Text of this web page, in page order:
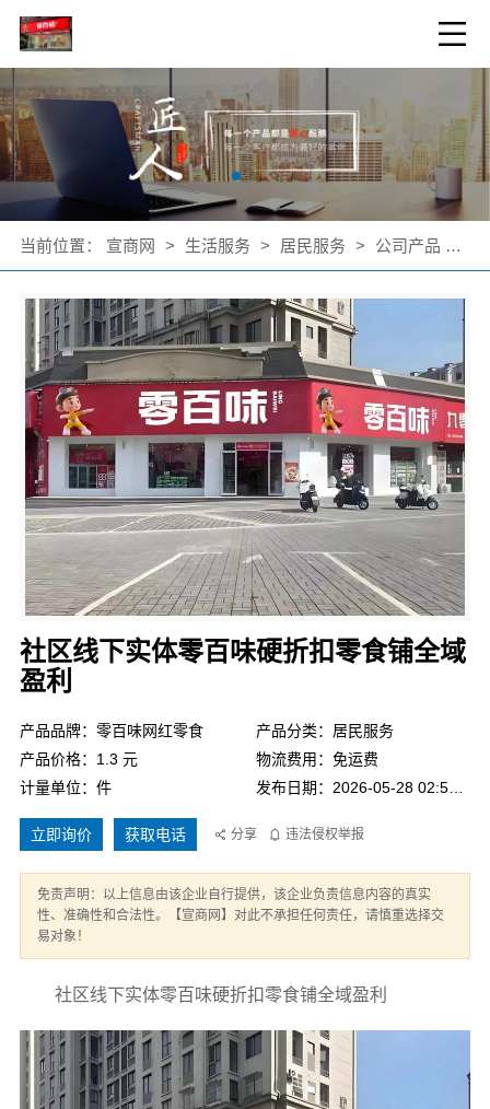
当前位置： 宣商网 > 生活服务 > 居民服务 > 公司产品 >
社区线下实体零百味硬折扣零食铺全域
盈利
产品品牌：零百味网红零食
产品分类：居民服务
产品价格：1.3 元
物流费用：免运费
计量单位：件
立即询价 获取电话 分享 违法侵权举报
免责声明：以上信息由该企业自行提供，该企业负责信息内容的真实
性、准确性和合法性。【宣商网】对此不承担任何责任，请慎重选择交
易对象！
社区线下实体零百味硬折扣零食铺全域盈利